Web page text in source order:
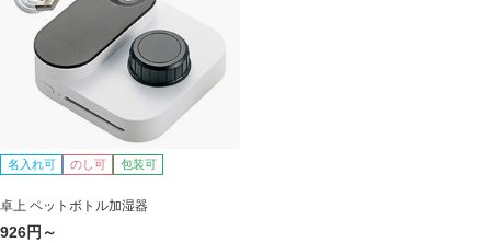
名入れ可 のし可 包装可
卓上 ペットボトル加湿器
926円～